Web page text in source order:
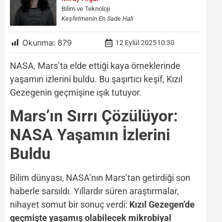
Bilim ve Teknoloji
Keşfetmenin En Sade Hali
Okunma: 879 12 Eylül 202510:30
NASA, Mars’ta elde ettiği kaya örneklerinde
yaşamın izlerini buldu. Bu şaşırtıcı keşif, Kızıl
Gezegenin geçmişine ışık tutuyor.
Mars’ın Sırrı Çözülüyor:
NASA Yaşamın İzlerini
Buldu
Bilim dünyası, NASA’nın Mars’tan getirdiği son
haberle sarsıldı. Yıllardır süren araştırmalar,
nihayet somut bir sonuç verdi: Kızıl Gezegen’de
geçmişte yaşamış olabilecek mikrobiyal